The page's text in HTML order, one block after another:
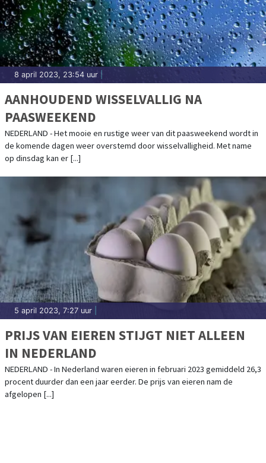
8 april 2023, 23:54 uur
AANHOUDEND WISSELVALLIG NA
PAASWEEKEND
NEDERLAND - Het mooie en rustige weer van dit paasweekend wordt in
de komende dagen weer overstemd door wisselvalligheid. Met name
op dinsdag kan er [...]
5 april 2023, 7:27 uur
PRIJS VAN EIEREN STIJGT NIET ALLEEN
IN NEDERLAND
NEDERLAND - In Nederland waren eieren in februari 2023 gemiddeld 26,3
procent duurder dan een jaar eerder. De prijs van eieren nam de
afgelopen [...]